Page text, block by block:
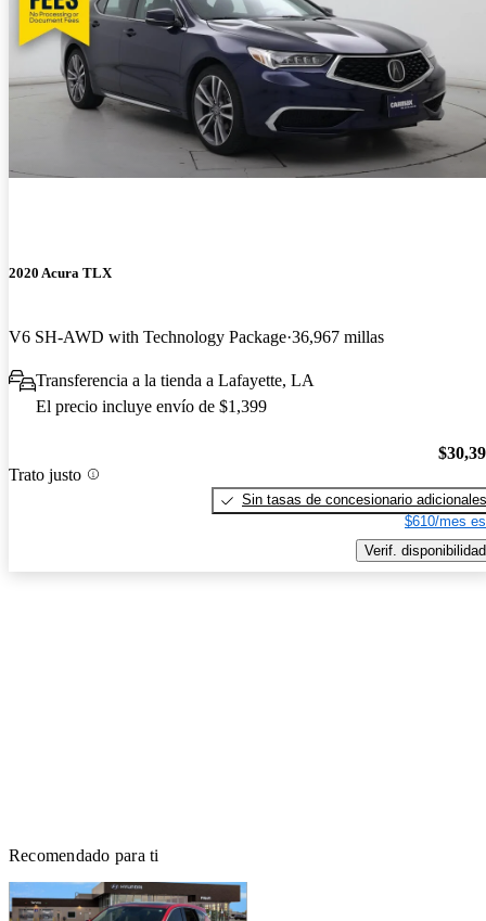
2020 Acura TLX
V6 SH-AWD with Technology Package 36,967 millas
Transferencia a la tienda a Lafayette, LA
El precio incluye envío de $1,399
Trato justo
Sin tasas de concesionario adicionales
$610/mes
Verif. disponibilidad
Recomendado para ti